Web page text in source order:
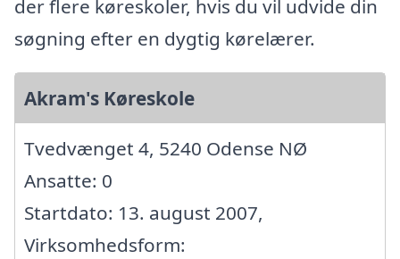
der flere køreskoler, hvis du vil udvide din
søgning efter en dygtig kørelærer.
Akram's Køreskole
Tvedvænget 4, 5240 Odense NØ
Ansatte: 0
Startdato: 13. august 2007,
Virksomhedsform: